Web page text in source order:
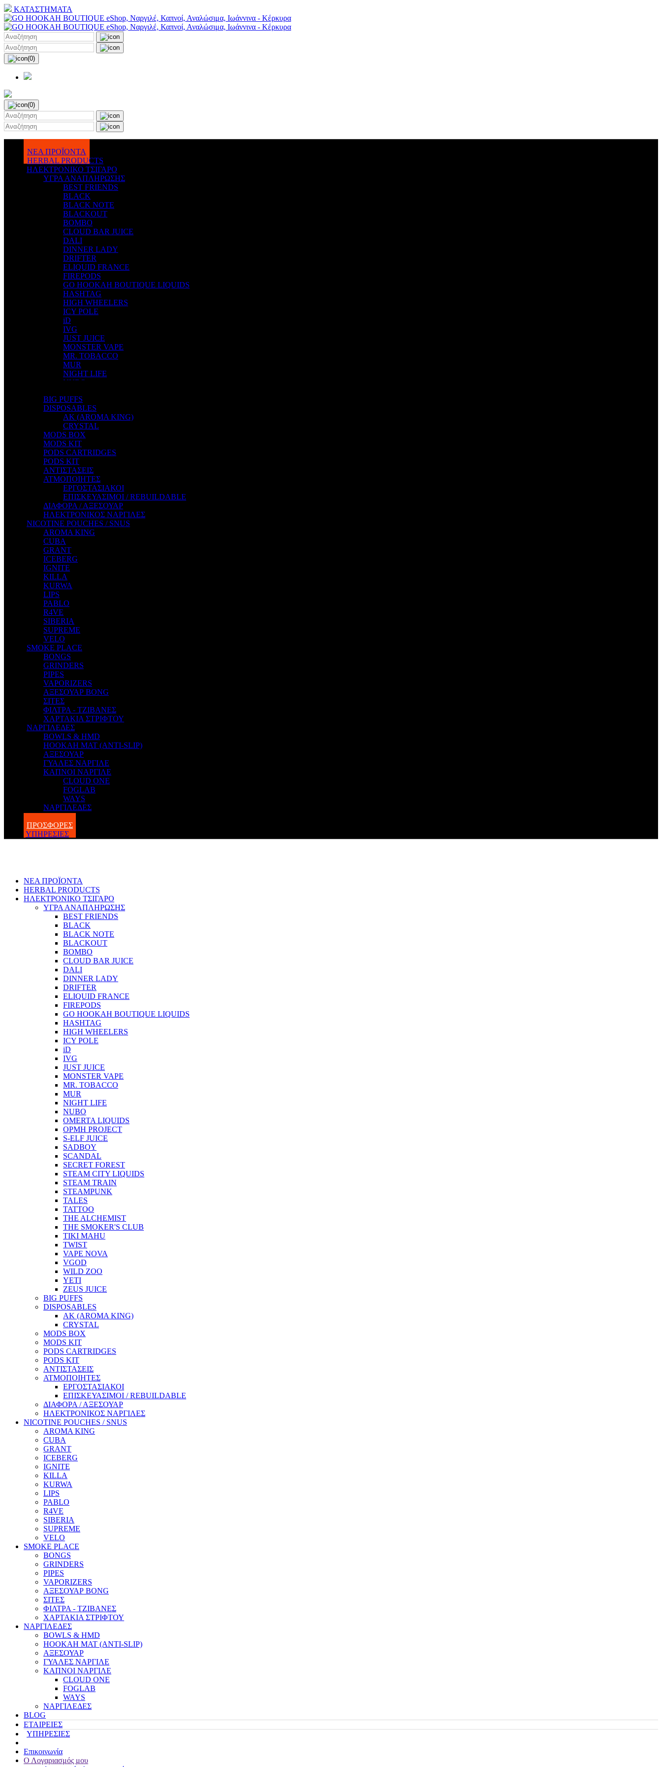
ΚΑΤΑΣΤΗΜΑΤΑ
(0)
(0)
ΝΕΑ ΠΡΟΪΟΝΤΑ
HERBAL PRODUCTS
ΗΛΕΚΤΡΟΝΙΚΟ ΤΣΙΓΑΡΟ
ΥΓΡΑ ΑΝΑΠΛΗΡΩΣΗΣ
BEST FRIENDS
BLACK
BLACK NOTE
BLACKOUT
BOMBO
CLOUD BAR JUICE
DALI
DINNER LADY
DRIFTER
ELIQUID FRANCE
FIREPODS
GO HOOKAH BOUTIQUE LIQUIDS
HASHTAG
HIGH WHEELERS
ICY POLE
iD
IVG
JUST JUICE
MONSTER VAPE
MR. TOBACCO
MUR
NIGHT LIFE
NUBO
OPMH PROJECT
S-ELF JUICE
SADBOY
SCANDAL
SECRET FOREST
STEAM CITY LIQUIDS
STEAM TRAIN
STEAMPUNK
TALES
TATTOO
THE ALCHEMIST
THE SMOKER'S CLUB
TIKI MAHU
TWIST
VAPE NOVA
VGOD
WILD ZOO
YETI
ZEUS JUICE
BIG PUFFS
DISPOSABLES
AK (AROMA KING)
CRYSTAL
MODS BOX
MODS KIT
PODS CARTRIDGES
PODS KIT
ΑΝΤΙΣΤΑΣΕΙΣ
ΑΤΜΟΠΟΙΗΤΕΣ
ΕΡΓΟΣΤΑΣΙΑΚΟΙ
ΕΠΙΣΚΕΥΑΣΙΜΟΙ / REBUILDABLE
ΔΙΑΦΟΡΑ / ΑΞΕΣΟΥΑΡ
ΗΛΕΚΤΡΟΝΙΚΟΣ ΝΑΡΓΙΛΕΣ
NICOTINE POUCHES / SNUS
AROMA KING
CUBA
GRANT
ICEBERG
IGNITE
KILLA
KURWA
LIPS
PABLO
R4VE
SIBERIA
SUPREME
VELO
SMOKE PLACE
BONGS
GRINDERS
PIPES
VAPORIZERS
ΑΞΕΣΟΥΑΡ BONG
ΣΙΤΕΣ
ΦΙΛΤΡΑ - ΤΖΙΒΑΝΕΣ
ΧΑΡΤΑΚΙΑ ΣΤΡΙΦΤΟΥ
ΝΑΡΓΙΛΕΔΕΣ
BOWLS & HMD
HOOKAH MAT (ANTI-SLIP)
ΑΞΕΣΟΥΑΡ
ΓΥΑΛΕΣ ΝΑΡΓΙΛΕ
ΚΑΠΝΟΙ ΝΑΡΓΙΛΕ
CLOUD ONE
FOGLAB
WAYS
ΝΑΡΓΙΛΕΔΕΣ
ΠΡΟΣΦΟΡΕΣ
ΥΠΗΡΕΣΙΕΣ
ΝΕΑ ΠΡΟΪΟΝΤΑ
HERBAL PRODUCTS
ΗΛΕΚΤΡΟΝΙΚΟ ΤΣΙΓΑΡΟ
ΥΓΡΑ ΑΝΑΠΛΗΡΩΣΗΣ
BEST FRIENDS
BLACK
BLACK NOTE
BLACKOUT
BOMBO
CLOUD BAR JUICE
DALI
DINNER LADY
DRIFTER
ELIQUID FRANCE
FIREPODS
GO HOOKAH BOUTIQUE LIQUIDS
HASHTAG
HIGH WHEELERS
ICY POLE
iD
IVG
JUST JUICE
MONSTER VAPE
MR. TOBACCO
MUR
NIGHT LIFE
NUBO
OMERTA LIQUIDS
OPMH PROJECT
S-ELF JUICE
SADBOY
SCANDAL
SECRET FOREST
STEAM CITY LIQUIDS
STEAM TRAIN
STEAMPUNK
TALES
TATTOO
THE ALCHEMIST
THE SMOKER'S CLUB
TIKI MAHU
TWIST
VAPE NOVA
VGOD
WILD ZOO
YETI
ZEUS JUICE
BIG PUFFS
DISPOSABLES
AK (AROMA KING)
CRYSTAL
MODS BOX
MODS KIT
PODS CARTRIDGES
PODS KIT
ΑΝΤΙΣΤΑΣΕΙΣ
ΑΤΜΟΠΟΙΗΤΕΣ
ΕΡΓΟΣΤΑΣΙΑΚΟΙ
ΕΠΙΣΚΕΥΑΣΙΜΟΙ / REBUILDABLE
ΔΙΑΦΟΡΑ / ΑΞΕΣΟΥΑΡ
ΗΛΕΚΤΡΟΝΙΚΟΣ ΝΑΡΓΙΛΕΣ
NICOTINE POUCHES / SNUS
AROMA KING
CUBA
GRANT
ICEBERG
IGNITE
KILLA
KURWA
LIPS
PABLO
R4VE
SIBERIA
SUPREME
VELO
SMOKE PLACE
BONGS
GRINDERS
PIPES
VAPORIZERS
ΑΞΕΣΟΥΑΡ BONG
ΣΙΤΕΣ
ΦΙΛΤΡΑ - ΤΖΙΒΑΝΕΣ
ΧΑΡΤΑΚΙΑ ΣΤΡΙΦΤΟΥ
ΝΑΡΓΙΛΕΔΕΣ
BOWLS & HMD
HOOKAH MAT (ANTI-SLIP)
ΑΞΕΣΟΥΑΡ
ΓΥΑΛΕΣ ΝΑΡΓΙΛΕ
ΚΑΠΝΟΙ ΝΑΡΓΙΛΕ
CLOUD ONE
FOGLAB
WAYS
ΝΑΡΓΙΛΕΔΕΣ
BLOG
ΕΤΑΙΡΕΙΕΣ
ΥΠΗΡΕΣΙΕΣ
Επικοινωνία
Ο Λογαριασμός μου